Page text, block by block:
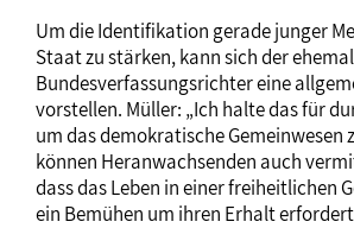
Um die Identifikation gerade junger
Staat zu stärken, kann sich der
Bundesverfassungsrichter eine
vorstellen. Müller: „Ich halte das für
um das demokratische Gemeinwesen
können Heranwachsenden auch
dass das Leben in einer freiheitlichen
ein Bemühen um ihren Erhalt